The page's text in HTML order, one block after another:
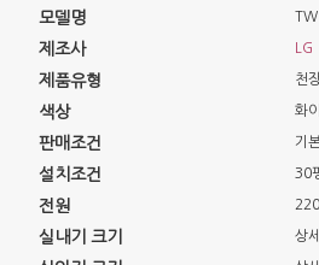
모델명
제조사 LG
제품유형 천
색상 화
판매조건 기
설치조건 30
전원
실내기 크기 상